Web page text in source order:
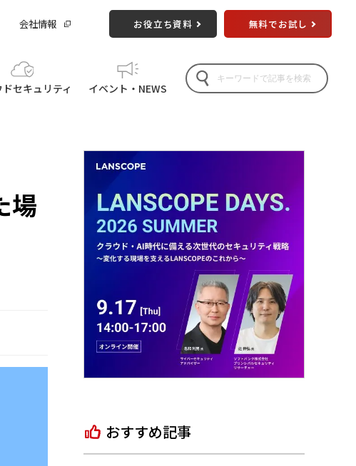
会社情報 お役立ち資料 無料でお試し
ドセキュリティ イベント・NEWS
場
おすすめ記事